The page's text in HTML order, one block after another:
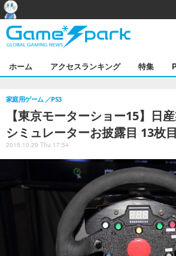
ホーム アクセスランキング 特集
【東京モーターショー15】日
シミュレーターお披露目 13枚
家庭用ゲーム PS3
2015.10.29 Thu 17:54